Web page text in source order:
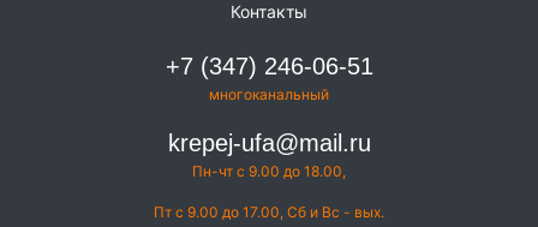
Контакты
+7 (347) 246-06-51
многоканальный
krepej-ufa@mail.ru
Пн-чт с 9.00 до 18.00,
Пт с 9.00 до 17.00, Сб и Вс - вых.